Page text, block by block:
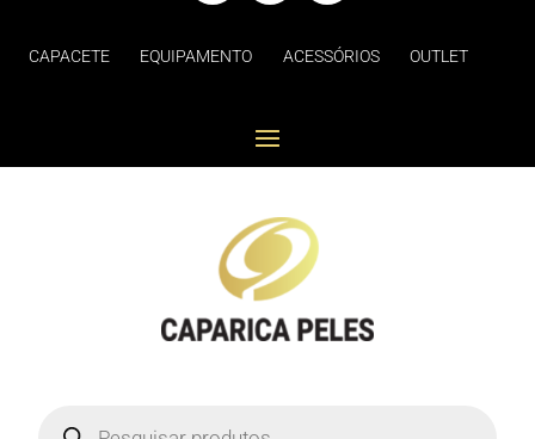
CAPACETE EQUIPAMENTO ACESSÓRIOS OUTLET
search